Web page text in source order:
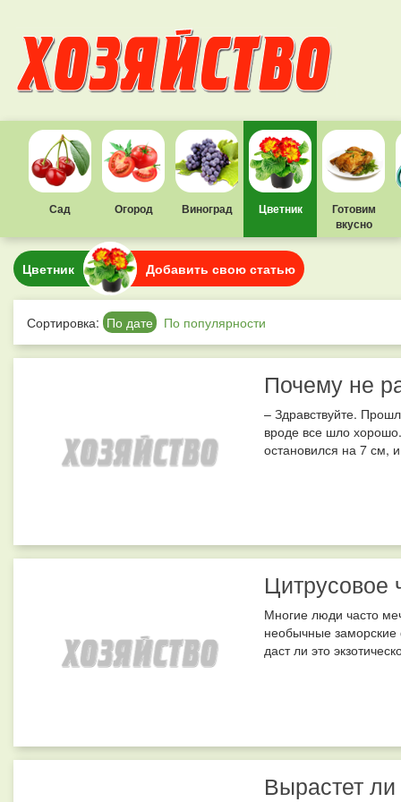
Сад Огород Виноград Цветник
Готовим
вкусно
Цветник Добавить свою статью
Сортировка: По дате По популярности
Почему не
– Здравствуйте.
вроде все шло
остановился на 7 см,
Цитрусовое
Многие люди часто
необычные заморские
даст ли это
Вырастет ли